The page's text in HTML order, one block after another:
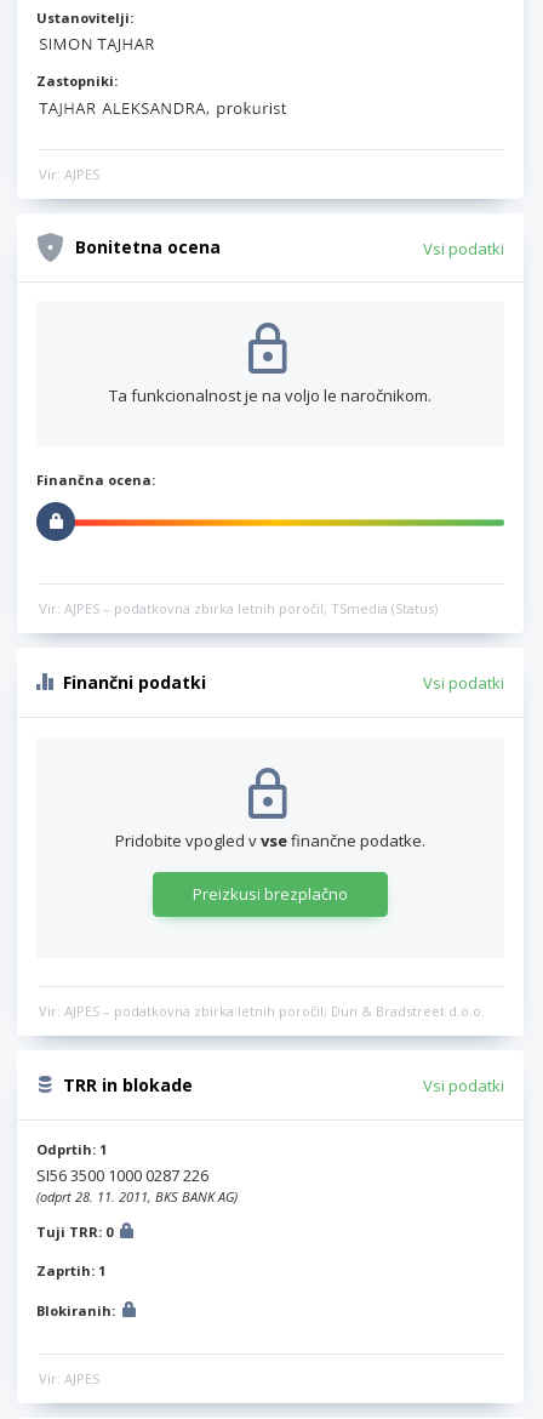
Ustanovitelji:
Zastopniki:
Vir: AJPES
Bonitetna ocena Vsi podatki
Ta funkcionalnost je na voljo le naročnikom.
Finančna ocena:
Vir: AJPES – podatkovna zbirka letnih poročil, TSmedia (Status)
Finančni podatki Vsi podatki
Pridobite vpogled vvsefinančne podatke.
Preizkusi brezplačno
Vir: AJPES – podatkovna zbirka letnih poročil, Dun & Bradstreet d.o.o.
TRR in blokade Vsi podatki
Odprtih: 1
SI56 3500 1000 0287 226
(odprt 28. 11. 2011, BKS BANK AG)
Tuji TRR: 0
Zaprtih: 1
Blokiranih:
Vir: AJPES